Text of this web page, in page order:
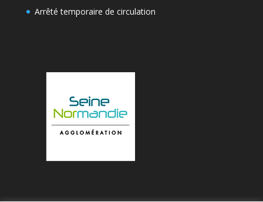
Arrêté temporaire de circulation